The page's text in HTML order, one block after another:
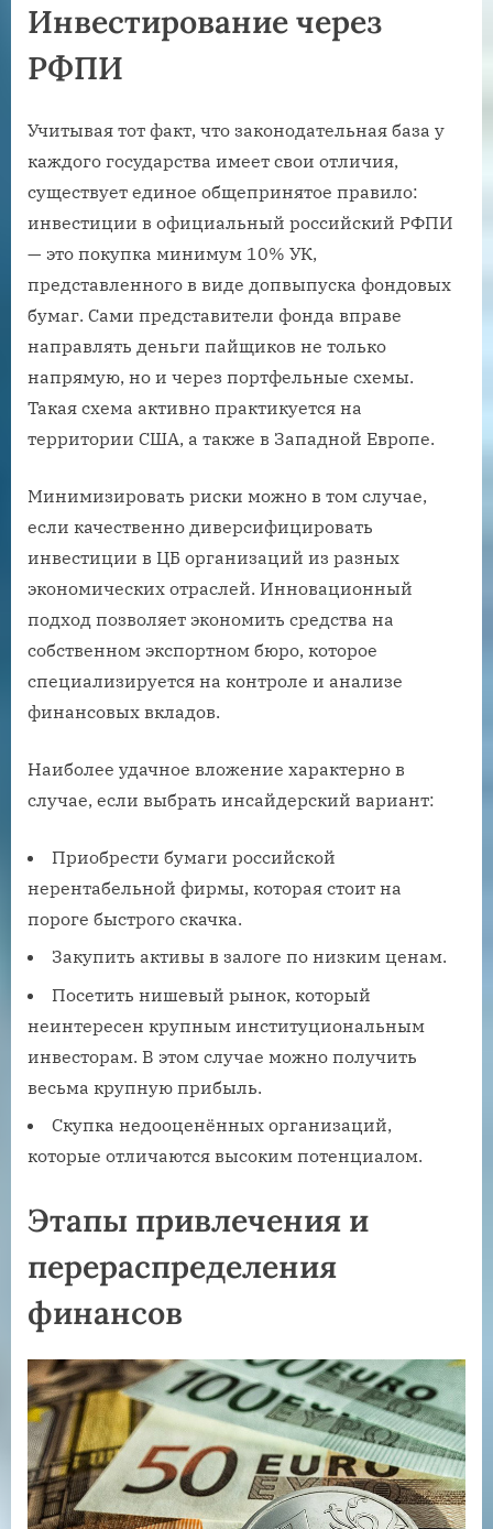
Инвестирование через
РФПИ
Учитывая тот факт, что законодательная база у
каждого государства имеет свои отличия,
существует единое общепринятое правило:
инвестиции в официальный российский РФПИ
— это покупка минимум 10% УК,
представленного в виде допвыпуска фондовых
бумаг. Сами представители фонда вправе
направлять деньги пайщиков не только
напрямую, но и через портфельные схемы.
Такая схема активно практикуется на
территории США, а также в Западной Европе.
Минимизировать риски можно в том случае,
если качественно диверсифицировать
инвестиции в ЦБ организаций из разных
экономических отраслей. Инновационный
подход позволяет экономить средства на
собственном экспортном бюро, которое
специализируется на контроле и анализе
финансовых вкладов.
Наиболее удачное вложение характерно в
случае, если выбрать инсайдерский вариант:
Приобрести бумаги российской
нерентабельной фирмы, которая стоит на
пороге быстрого скачка.
Закупить активы в залоге по низким ценам.
Посетить нишевый рынок, который
неинтересен крупным институциональным
инвесторам. В этом случае можно получить
весьма крупную прибыль.
Скупка недооценённых организаций,
которые отличаются высоким потенциалом.
Этапы привлечения и
перераспределения
финансов